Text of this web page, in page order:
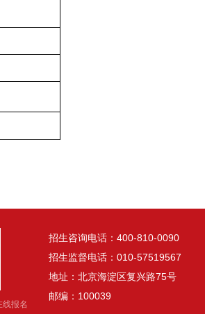
报名
招生咨询电话：400-810-0090
招生监督电话：010-57519567
地址：北京海淀区复兴路75号
邮编：100039